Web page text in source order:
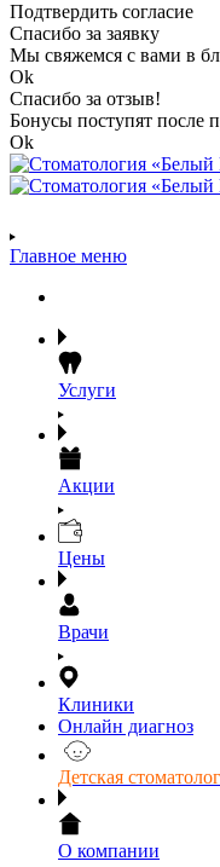
Подтвердить согласие
Спасибо за заявку
Мы свяжемся с вами в
Ok
Спасибо за отзыв!
Бонусы поступят после
Ok
Главное меню
Услуги
Акции
Цены
Врачи
Клиники
Онлайн диагноз
Детская
О компании